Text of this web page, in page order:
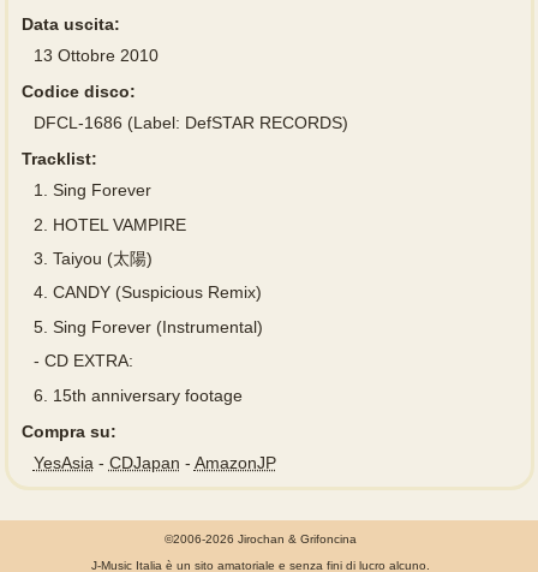
Data uscita:
13 Ottobre 2010
Codice disco:
DFCL-1686 (Label: DefSTAR RECORDS)
Tracklist:
1.
Sing Forever
2.
HOTEL VAMPIRE
3. Taiyou (太陽)
4. CANDY (Suspicious Remix)
5. Sing Forever (Instrumental)
- CD EXTRA:
6.
15th anniversary footage
Compra su:
YesAsia - CDJapan - AmazonJP
©2006-2026 Jirochan & Grifoncina
J-Music Italia è un sito amatoriale e senza fini di lucro alcuno.